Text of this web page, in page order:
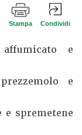
Stampa Condividi
e
e
spremetene